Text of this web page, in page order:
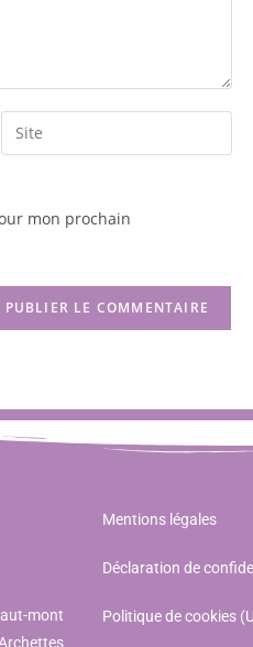
mon prochain
mont
Mentions légales
Déclaration de
Politique de cookies